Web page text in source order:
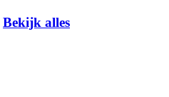
Bekijk alles